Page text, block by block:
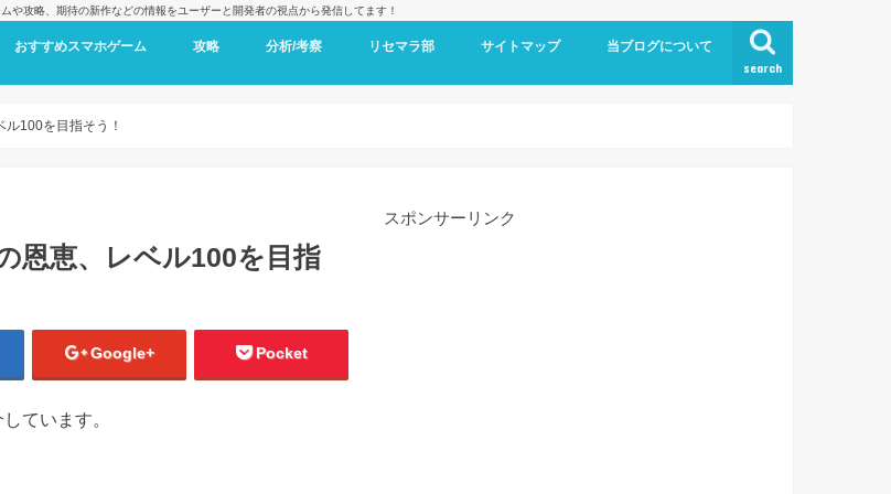
や攻略、期待の新作などの情報をユーザーと開発者の視点から発信してます！
search
おすすめスマホゲーム 攻略 分析/考察 リセマラ部 サイトマップ 当ブログについて
お問い合わせ
ル100を目指そう！
恩恵、レベル100を目指
Google+ Pocket
ています。
スポンサーリンク